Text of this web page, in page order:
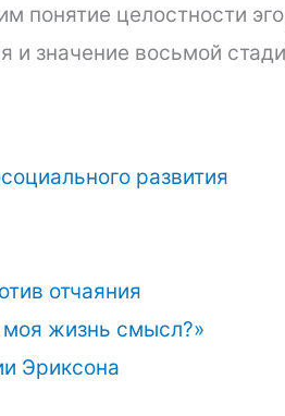
понятие целостности
и значение восьмой
развития
отчаяния
жизнь смысл?»
Эриксона